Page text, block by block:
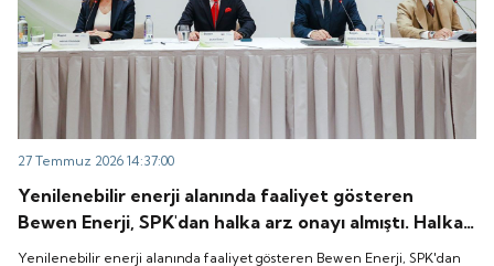
27 Temmuz 2026 14:37:00
Yenilenebilir enerji alanında faaliyet gösteren
Bewen Enerji, SPK'dan halka arz onayı almıştı. Halka
arz tarihi de belli oldu. İşte detaylar...
Yenilenebilir enerji alanında faaliyet gösteren Bewen Enerji, SPK'dan